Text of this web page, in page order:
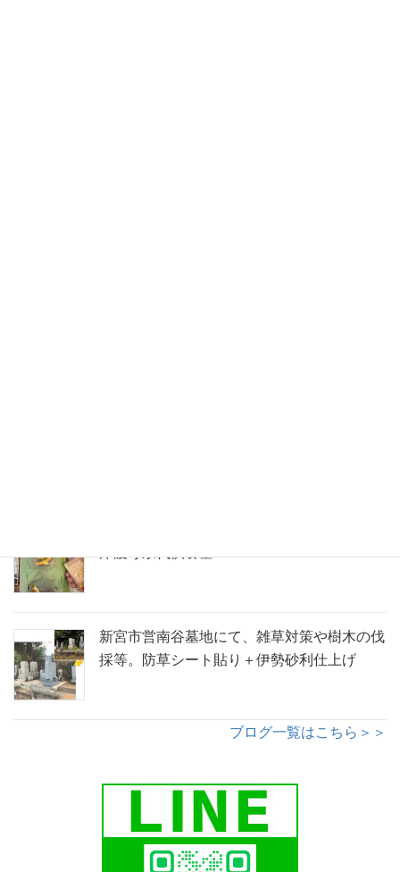
新宮市営南谷墓地にて、雑草対策や樹木の伐
採等。防草シート貼り＋伊勢砂利仕上げ
ブログ一覧はこちら＞＞